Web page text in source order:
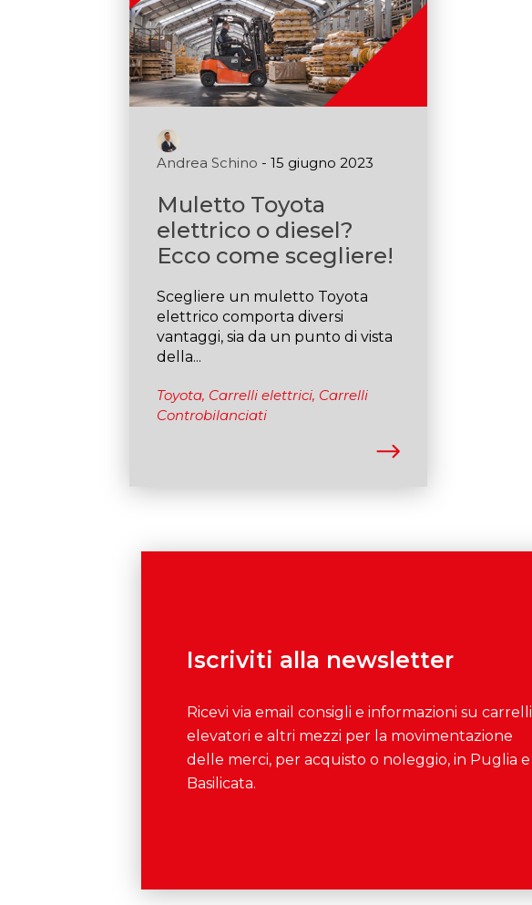
Andrea Schino - 15 giugno 2023
Muletto Toyota
elettrico o diesel?
Ecco come scegliere!
Scegliere un muletto Toyota
elettrico comporta diversi
vantaggi, sia da un punto di vista
della...
Toyota, Carrelli elettrici, Carrelli
Controbilanciati
Iscriviti alla newsletter
Ricevi via email consigli e informazioni su carrelli
elevatori e altri mezzi per la movimentazione
delle merci, per acquisto o noleggio, in Puglia e
Basilicata.